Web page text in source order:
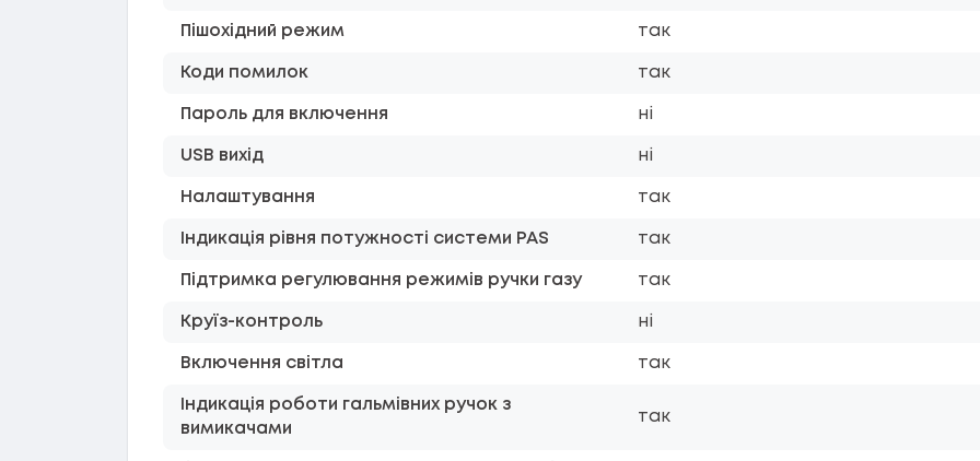
Пішохідний режим так
Коди помилок так
Пароль для включення ні
USB вихід ні
Налаштування так
Індикація рівня потужності системи PAS так
Підтримка регулювання режимів ручки газу так
Круїз-контроль ні
Включення світла так
Індикація роботи гальмівних ручок з
вимикачами
так